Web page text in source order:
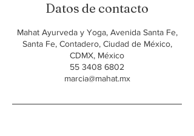
Datos de contacto
Mahat Ayurveda y Yoga, Avenida Santa Fe,
Santa Fe, Contadero, Ciudad de México,
CDMX, México
55 3408 6802
marcia@mahat.mx